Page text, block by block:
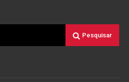
Pesquisar